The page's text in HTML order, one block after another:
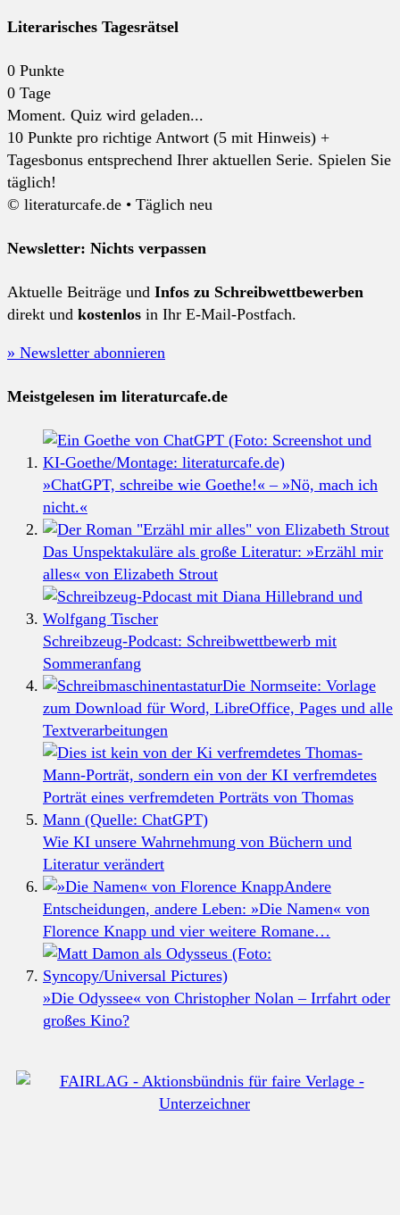
Literarisches Tagesrätsel
0 Punkte
0 Tage
Moment. Quiz wird geladen...
10 Punkte pro richtige Antwort (5 mit Hinweis) +
Tagesbonus entsprechend Ihrer aktuellen Serie. Spielen Sie
täglich!
© literaturcafe.de • Täglich neu
Newsletter: Nichts verpassen
Aktuelle Beiträge und Infos zu Schreibwettbewerben
direkt und kostenlos in Ihr E-Mail-Postfach.
» Newsletter abonnieren
Meistgelesen im literaturcafe.de
»ChatGPT, schreibe wie Goethe!« – »Nö, mach ich
nicht.«
Das Unspektakuläre als große Literatur: »Erzähl mir
alles« von Elizabeth Strout
Schreibzeug-Podcast: Schreibwettbewerb mit
Sommeranfang
Die Normseite: Vorlage
zum Download für Word, LibreOffice, Pages und alle
Textverarbeitungen
Wie KI unsere Wahrnehmung von Büchern und
Literatur verändert
Andere
Entscheidungen, andere Leben: »Die Namen« von
Florence Knapp und vier weitere Romane…
»Die Odyssee« von Christopher Nolan – Irrfahrt oder
großes Kino?